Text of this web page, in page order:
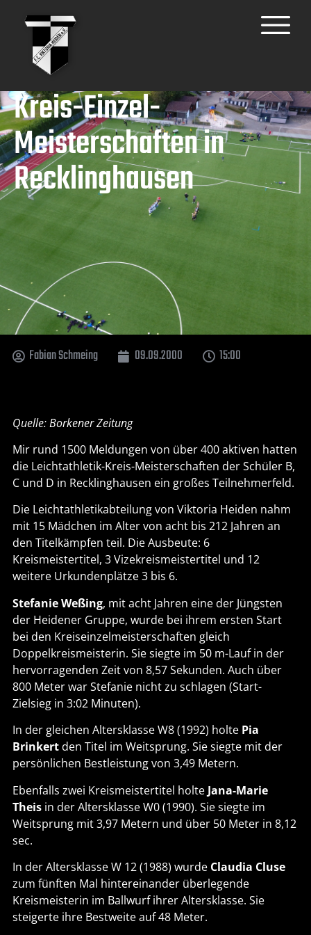
Kreis-Einzel-
Meisterschaften in
Recklinghausen
Fabian Schmeing 09.09.2000 15:00
Quelle: Borkener Zeitung
Mir rund 1500 Meldungen von über 400 aktiven hatten
die Leichtathletik-Kreis-Meisterschaften der Schüler B,
C und D in Recklinghausen ein großes Teilnehmerfeld.
Die Leichtathletikabteilung von Viktoria Heiden nahm
mit 15 Mädchen im Alter von acht bis 212 Jahren an
den Titelkämpfen teil. Die Ausbeute: 6
Kreismeistertitel, 3 Vizekreismeistertitel und 12
weitere Urkundenplätze 3 bis 6.
Stefanie Weßing, mit acht Jahren eine der Jüngsten
der Heidener Gruppe, wurde bei ihrem ersten Start
bei den Kreiseinzelmeisterschaften gleich
Doppelkreismeisterin. Sie siegte im 50 m-Lauf in der
hervorragenden Zeit von 8,57 Sekunden. Auch über
800 Meter war Stefanie nicht zu schlagen (Start-
Zielsieg in 3:02 Minuten).
In der gleichen Altersklasse W8 (1992) holte Pia
Brinkertden Titel im Weitsprung. Sie siegte mit der
persönlichen Bestleistung von 3,49 Metern.
Ebenfalls zwei Kreismeistertitel holte Jana-Marie
Theisin der Altersklasse W0 (1990). Sie siegte im
Weitsprung mit 3,97 Metern und über 50 Meter in 8,12
sec.
In der Altersklasse W 12 (1988) wurde Claudia Cluse
zum fünften Mal hintereinander überlegende
Kreismeisterin im Ballwurf ihrer Altersklasse. Sie
steigerte ihre Bestweite auf 48 Meter.